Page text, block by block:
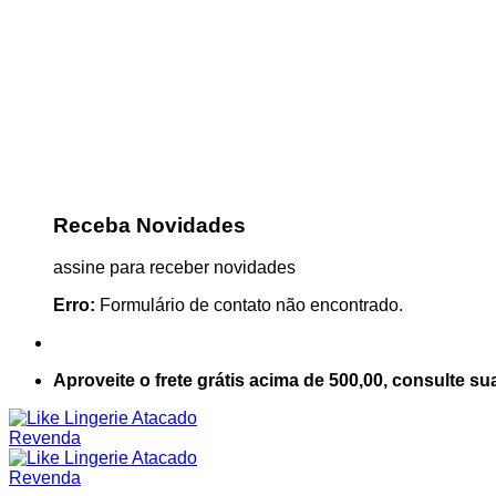
Receba Novidades
assine para receber novidades
Erro: Formulário de contato não encontrado.
Aproveite o frete grátis acima de 500,00, consulte